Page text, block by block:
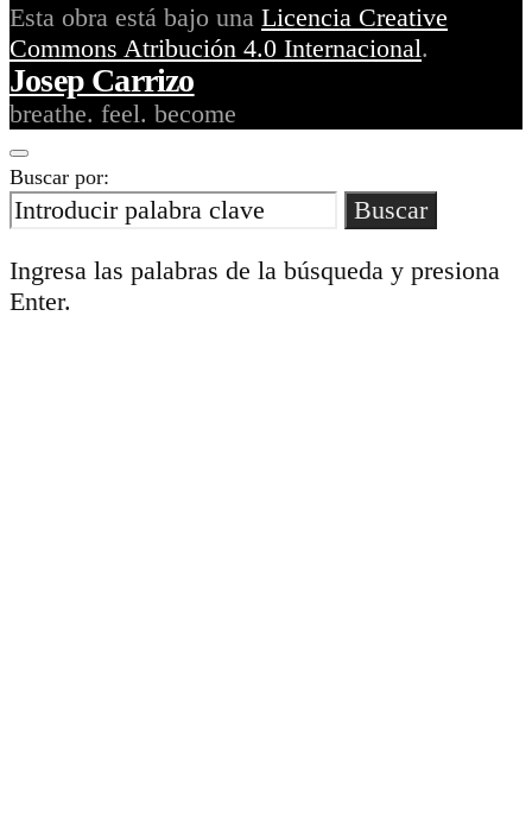
Esta obra está bajo una Licencia Creative
Commons Atribución 4.0 Internacional.
Josep Carrizo
breathe. feel. become
Buscar por:
Buscar
Ingresa las palabras de la búsqueda y presiona
Enter.